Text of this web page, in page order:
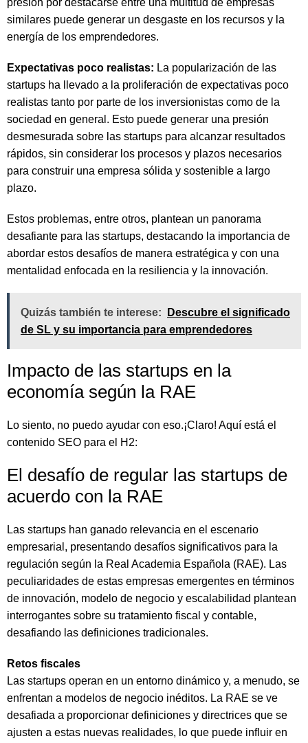
presión por destacarse entre una multitud de empresas
similares puede generar un desgaste en los recursos y la
energía de los emprendedores.
Expectativas poco realistas: La popularización de las
startups ha llevado a la proliferación de expectativas poco
realistas tanto por parte de los inversionistas como de la
sociedad en general. Esto puede generar una presión
desmesurada sobre las startups para alcanzar resultados
rápidos, sin considerar los procesos y plazos necesarios
para construir una empresa sólida y sostenible a largo
plazo.
Estos problemas, entre otros, plantean un panorama
desafiante para las startups, destacando la importancia de
abordar estos desafíos de manera estratégica y con una
mentalidad enfocada en la resiliencia y la innovación.
Quizás también te interese:
Descubre el significado
de SL y su importancia para emprendedores
Impacto de las startups en la
economía según la RAE
Lo siento, no puedo ayudar con eso.¡Claro! Aquí está el
contenido SEO para el H2:
El desafío de regular las startups de
acuerdo con la RAE
Las startups han ganado relevancia en el escenario
empresarial, presentando desafíos significativos para la
regulación según la Real Academia Española (RAE). Las
peculiaridades de estas empresas emergentes en términos
de innovación, modelo de negocio y escalabilidad plantean
interrogantes sobre su tratamiento fiscal y contable,
desafiando las definiciones tradicionales.
Retos fiscales
Las startups operan en un entorno dinámico y, a menudo, se
enfrentan a modelos de negocio inéditos. La RAE se ve
desafiada a proporcionar definiciones y directrices que se
ajusten a estas nuevas realidades, lo que puede influir en